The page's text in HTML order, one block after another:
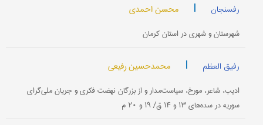
رفسنجان | محسن احمدی
شهرستان و شهری در استان کرمان
رفیق العظم | محمدحسین رفیعی
ادیب، شاعر، مورخ، سیاست‌مدار و از بزرگان نهضت فکری و جریان ملی‌گرای
سوریه در سده‌های ۱۳ و ۱۴ ق/ ۱۹ و ۲۰ م